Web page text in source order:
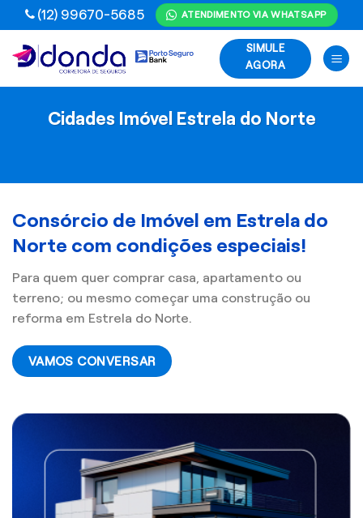
Skip
to
content
(12) 99670-5685 ATENDIMENTO VIA WHATSAPP
SIMULE
AGORA
Cidades Imóvel Estrela do Norte
Consórcio de Imóvel em Estrela do
Norte com condições especiais!
Para quem quer comprar casa, apartamento ou
terreno; ou mesmo começar uma construção ou
reforma em Estrela do Norte.
VAMOS CONVERSAR